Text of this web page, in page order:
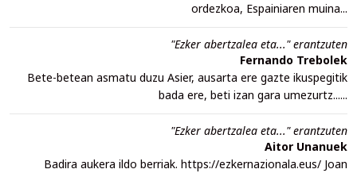
ordezkoa, Espainiaren muina...
"Ezker abertzalea eta..." erantzuten
Fernando Trebolek
Bete-betean asmatu duzu Asier, ausarta ere gazte ikuspegitik
bada ere, beti izan gara umezurtz......
"Ezker abertzalea eta..." erantzuten
Aitor Unanuek
Badira aukera ildo berriak. https://ezkernazionala.eus/ Joan